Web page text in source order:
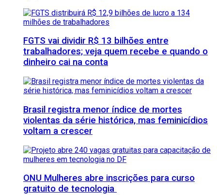
FGTS vai dividir R$ 13 bilhões entre
trabalhadores; veja quem recebe e quando o
dinheiro cai na conta
Brasil registra menor índice de mortes
violentas da série histórica, mas feminicídios
voltam a crescer
ONU Mulheres abre inscrições para curso
gratuito de tecnologia